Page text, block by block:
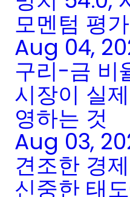
모멘텀 평가
Aug 04,
구리-금 비
시장이 실
영하는 것
Aug 03,
견조한 경
신중한 태